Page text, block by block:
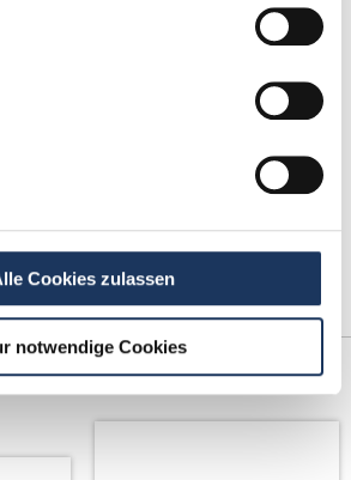
Cookies zulassen
notwendige Cookies
Netzwerk-Partner